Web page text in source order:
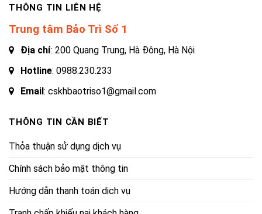
THÔNG TIN LIÊN HỆ
Trung tâm Bảo Trì Số 1
Địa chỉ: 200 Quang Trung, Hà Đông, Hà Nội
Hotline: 0988.230.233
Email: cskhbaotriso1@gmail.com
THÔNG TIN CẦN BIẾT
Thỏa thuận sử dụng dịch vụ
Chính sách bảo mật thông tin
Hướng dẫn thanh toán dịch vụ